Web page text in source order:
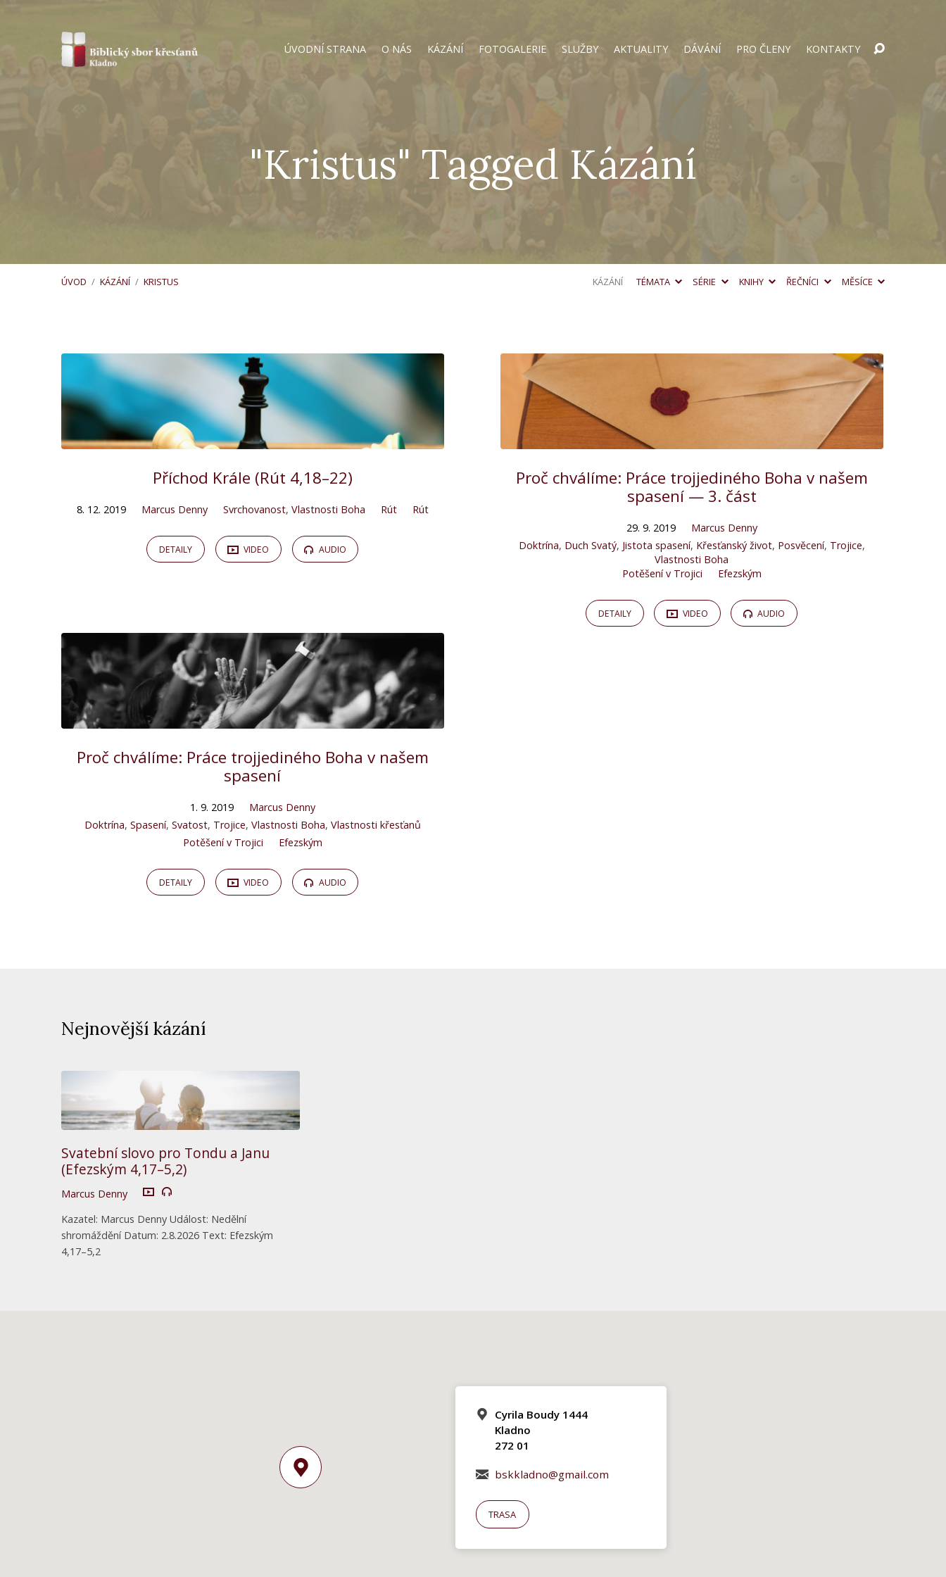
ÚVODNÍ STRANA O NÁS KÁZÁNÍ FOTOGALERIE SLUŽBY AKTUALITY DÁVÁNÍ PRO ČLENY KONTAKTY
"Kristus" Tagged Kázání
ÚVOD / KÁZÁNÍ / KRISTUS KÁZÁNÍ TÉMATA SÉRIE KNIHY ŘEČNÍCI MĚSÍCE
"Kristus"
Tagged
Kázání
Příchod Krále (Rút 4,18–22)
8. 12. 2019 Marcus Denny Svrchovanost, Vlastnosti Boha Rút Rút
DETAILY VIDEO AUDIO
Proč chválíme: Práce trojjediného Boha v našem
spasení — 3. část
29. 9. 2019
Marcus Denny
Doktrína, Duch Svatý, Jistota spasení, Křesťanský život, Posvěcení, Trojice,
Vlastnosti Boha
Potěšení v Trojici
Efezským
DETAILY VIDEO AUDIO
Proč chválíme: Práce trojjediného Boha v našem
spasení
1. 9. 2019
Marcus Denny
Doktrína, Spasení, Svatost, Trojice, Vlastnosti Boha, Vlastnosti křesťanů
Potěšení v Trojici
Efezským
DETAILY VIDEO AUDIO
Nejnovější kázání
Svatební slovo pro Tondu a Janu
(Efezským 4,17–5,2)
Marcus Denny
Kazatel: Marcus Denny Událost: Nedělní
shromáždění Datum: 2.8.2026 Text: Efezským
4,17–5,2
Cyrila Boudy 1444
Kladno
272 01
bskkladno@gmail.com
TRASA